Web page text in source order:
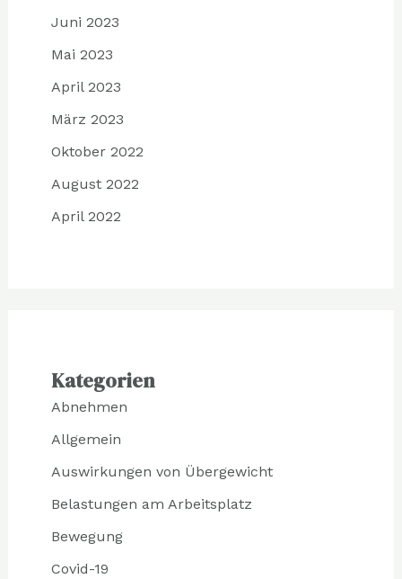
Juni 2023
Mai 2023
April 2023
März 2023
Oktober 2022
August 2022
April 2022
Kategorien
Abnehmen
Allgemein
Auswirkungen von Übergewicht
Belastungen am Arbeitsplatz
Bewegung
Covid-19